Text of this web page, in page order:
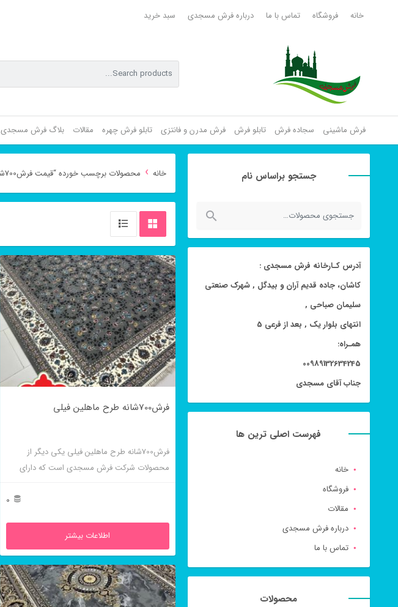
خانه فروشگاه تماس با ما درباره فرش مسجدی سبد خرید
فرش ماشینی سجاده فرش تابلو فرش فرش مدرن و فانتزی تابلو فرش چهره مقالات بلاگ فرش مسجدی
جستجو براساس نام
جستجو
آدرس کـارخانه فرش مسجدی :
کاشان، جاده قدیم آران و بیدگل , شهرک صنعتی
سلیمان صباحی ,
انتهای بلوار یک , بعد از فرعی 5
همـراه:
00989132634245
جناب آقای مسجدی
فهرست اصلی ترین ها
خانه
فروشگاه
مقالات
درباره فرش مسجدی
تماس با ما
محصولات
خانه › محصولات برچسب خورده “قیمت فرش700شانه9متری”
فرش700شانه طرح ماهلین فیلی
فرش700شانه طرح ماهلین فیلی یکی دیگر از
محصولات شرکت فرش مسجدی است که دارای
0
اطلاعات بیشتر